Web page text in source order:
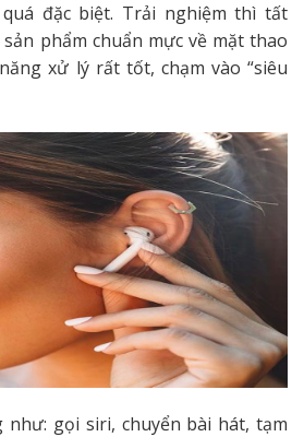
đặc biệt. Trải nghiệm thì tất
phẩm chuẩn mực về mặt thao
xử lý rất tốt, chạm vào “siêu
như: gọi siri, chuyển bài hát, tạm